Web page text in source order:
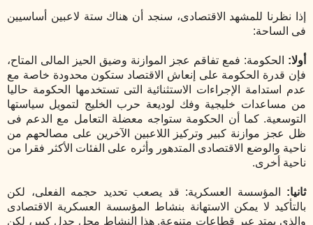
إذا نظرنا للمشهد الاقتصادى، سنجد أن هناك ستة لاعبين أساسيين
فى الساحة:
أولا: الحكومة: فمع تفاقم عجز الموازنة وضيق الحيز المالى المتاح،
فإن قدرة الحكومة على إنعاش الاقتصاد ستكون محدودة خاصة مع
عدم استدامة الإجراءات الاستثنائية التى تستخدمها الحكومة حاليا
من مساعدات خليجية وفك لوديعة حرب الخليج لتمويل سياستها
التوسعية. كما أن الحكومة ستواجه معضلة التعامل مع الدعم فى
ظل عجز موازنة كبير وتركيز اللاعبين الآخرين على مصالحهم من
ناحية والوضع الاقتصادى المتدهور وأثره على الفئات الأكثر فقرا من
ناحية أخرى.
ثانيا: المؤسسة العسكرية: قد يصعب تحديد حجمه الفعلى، لكن
بالتأكيد لا يمكن الاستهانة بنشاط المؤسسة العسكرية الاقتصادى
والذى يمتد عبر قطاعات متنوعة. هذا النشاط محل جدل كبير، لكن